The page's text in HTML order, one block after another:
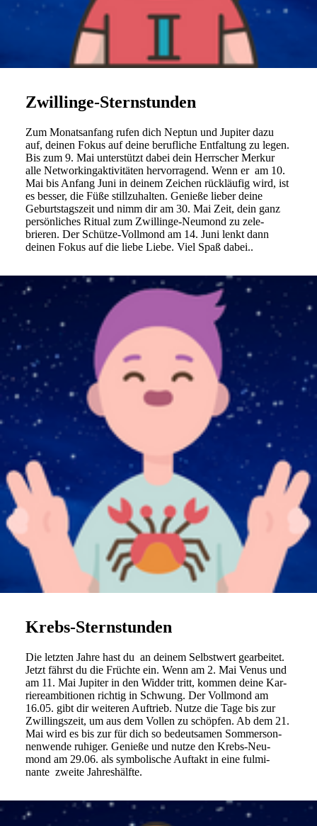
Zwillinge-Sternstunden
Zum Monats­an­fang rufen dich Neptun und Jupiter dazu
auf, deinen Fokus auf deine beruf­liche Ent­fal­tung zu legen.
Bis zum 9. Mai unter­stützt dabei dein Herr­scher Merkur
alle Net­wor­king­ak­ti­vi­täten her­vor­ra­gend. Wenn er am 10.
Mai bis Anfang Juni in deinem Zei­chen rück­läufig wird, ist
es besser, die Füße still­zu­halten. Genieße lieber deine
Geburts­tags­zeit und nimm dir am 30. Mai Zeit, dein ganz
per­sön­li­ches Ritual zum Zwil­linge-Neu­mond zu zele­
brieren. Der Schütze-Voll­mond am 14. Juni lenkt dann
deinen Fokus auf die liebe Liebe. Viel Spaß dabei..
Krebs-Sternstunden
Die letzten Jahre hast du an deinem Selbst­wert gear­beitet.
Jetzt fährst du die Früchte ein. Wenn am 2. Mai Venus und
am 11. Mai Jupiter in den Widder tritt, kommen deine Kar­
rie­re­am­bi­tionen richtig in Schwung. Der Voll­mond am
16.05. gibt dir wei­teren Auf­trieb. Nutze die Tage bis zur
Zwil­lings­zeit, um aus dem Vollen zu schöpfen. Ab dem 21.
Mai wird es bis zur für dich so bedeut­samen Som­mer­son­
nen­wende ruhiger. Genieße und nutze den Krebs-Neu­
mond am 29.06. als sym­bo­li­sche Auf­takt in eine ful­mi­
nante zweite Jahreshälfte.